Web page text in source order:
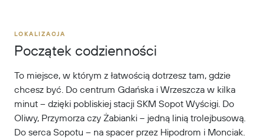
LOKALIZACJA
Początek codzienności
To miejsce, w którym z łatwością dotrzesz tam, gdzie
chcesz być. Do centrum Gdańska i Wrzeszcza w kilka
minut – dzięki pobliskiej stacji SKM Sopot Wyścigi. Do
Oliwy, Przymorza czy Żabianki – jedną linią trolejbusową.
Do serca Sopotu – na spacer przez Hipodrom i Monciak.